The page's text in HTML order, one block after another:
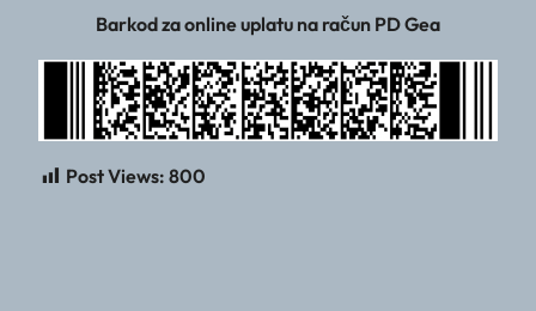
Barkod za online uplatu na račun PD Gea
Post Views: 800